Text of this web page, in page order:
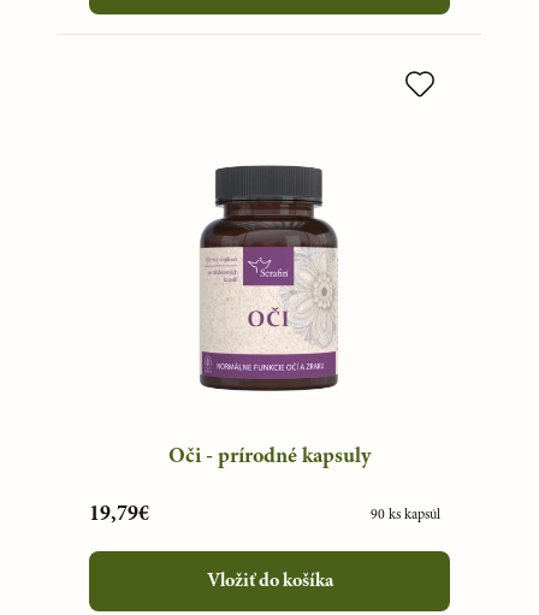
Oči - prírodné kapsuly
19,79€ 90 ks kapsúl
Vložiť do košíka